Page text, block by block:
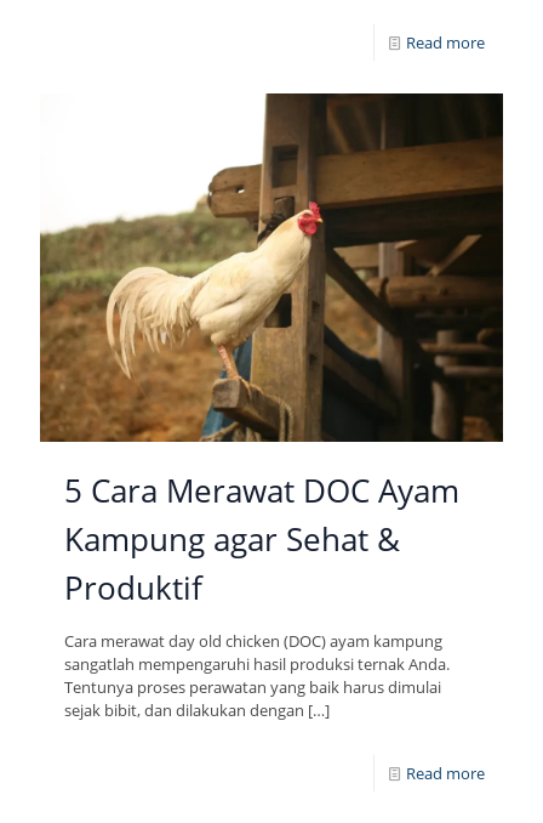
Read more
5 Cara Merawat DOC Ayam
Kampung agar Sehat &
Produktif
Cara merawat day old chicken (DOC) ayam kampung
sangatlah mempengaruhi hasil produksi ternak Anda.
Tentunya proses perawatan yang baik harus dimulai
sejak bibit, dan dilakukan dengan […]
Read more